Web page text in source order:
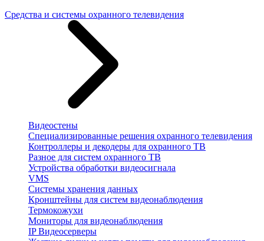
Средства и системы охранного телевидения
Видеостены
Специализированные решения охранного телевидения
Контроллеры и декодеры для охранного ТВ
Разное для систем охранного ТВ
Устройства обработки видеосигнала
VMS
Системы хранения данных
Кронштейны для систем видеонаблюдения
Термокожухи
Мониторы для видеонаблюдения
IP Видеосерверы